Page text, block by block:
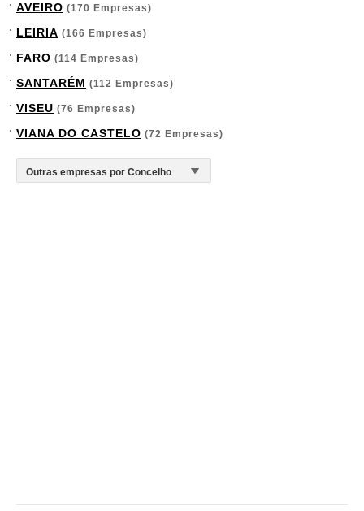
AVEIRO (170 Empresas)
LEIRIA (166 Empresas)
FARO (114 Empresas)
SANTARÉM (112 Empresas)
VISEU (76 Empresas)
VIANA DO CASTELO (72 Empresas)